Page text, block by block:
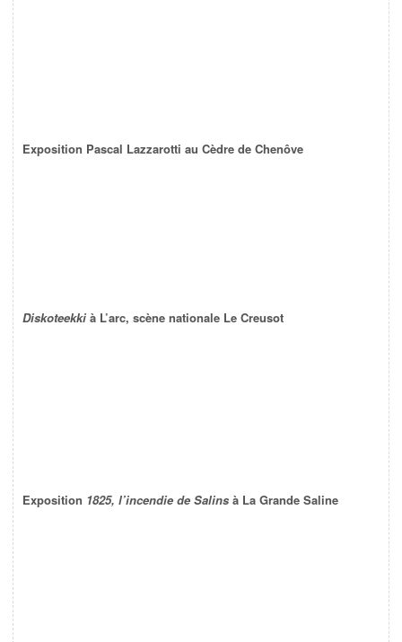
Exposition Pascal Lazzarotti au Cèdre de Chenôve
Diskoteekki à L’arc, scène nationale Le Creusot
Exposition 1825, l’incendie de Salins à La Grande Saline